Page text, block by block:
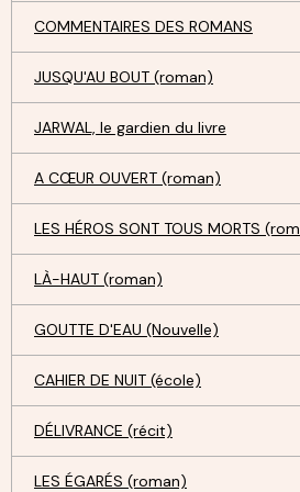
COMMENTAIRES DES ROMANS
JUSQU'AU BOUT (roman)
JARWAL, le gardien du livre
A CŒUR OUVERT (roman)
LES HÉROS SONT TOUS MORTS (rom
LÀ-HAUT (roman)
GOUTTE D'EAU (Nouvelle)
CAHIER DE NUIT (école)
DÉLIVRANCE (récit)
LES ÉGARÉS (roman)